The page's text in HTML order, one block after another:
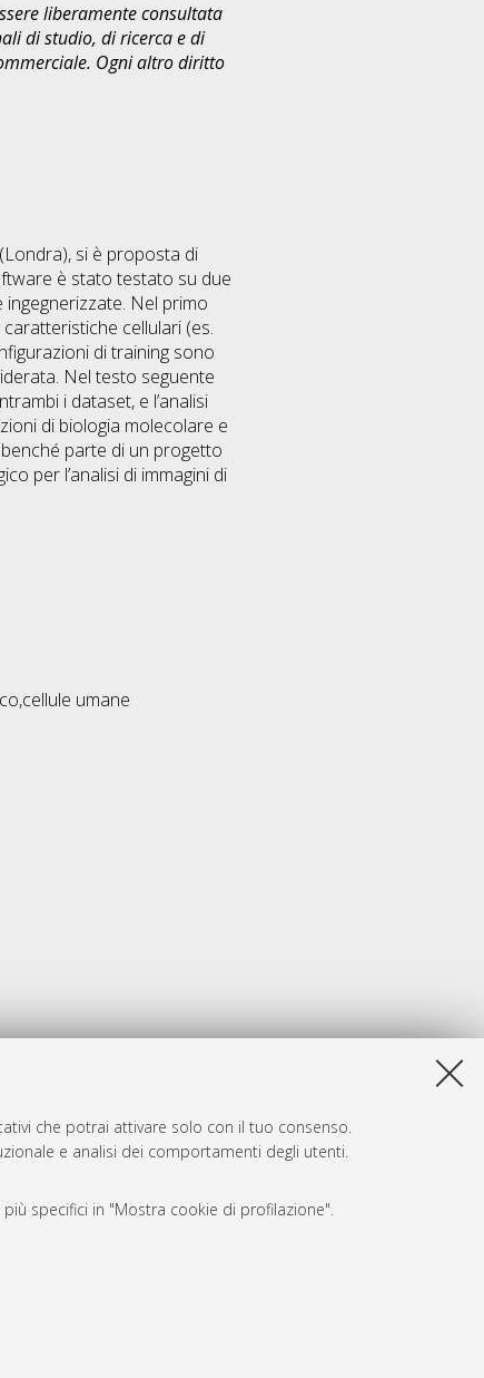
che potrai attivare solo con il tuo consenso.
e analisi dei comportamenti degli utenti.
specifici in "Mostra cookie di profilazione".
liberamente consultata
di studio, di ricerca e di
Ogni altro diritto
si è proposta di
è stato testato su due
Nel primo
cellulari (es.
di training sono
Nel testo seguente
i dataset, e l’analisi
di biologia molecolare e
parte di un progetto
per l’analisi di immagini di
umane